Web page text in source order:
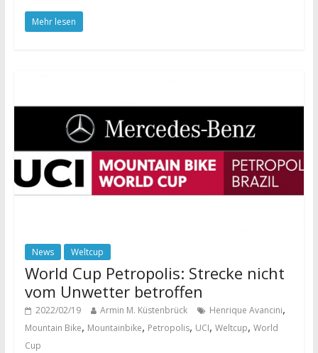
Mehr lesen
News Weltcup
World Cup Petropolis: Strecke nicht
vom Unwetter betroffen
2022/02/19 Armin M. Küstenbrück Henrique Avancini,
Mountain Bike, Mountainbike, Petropolis, UCI, Weltcup, World
Cup